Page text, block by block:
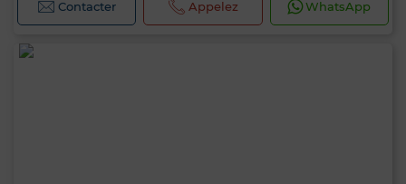
Contacter Appelez WhatsApp